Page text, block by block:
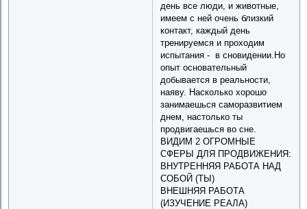
день все люди, и животные,
имеем с ней очень близкий
контакт, каждый день
тренируемся и проходим
испытания - в сновидении.Но
опыт основательный
добывается в реальности,
наяву. Насколько хорошо
занимаешься саморазвитием
днем, настолько ты
продвигаешься во сне.
ВИДИМ 2 ОГРОМНЫЕ
СФЕРЫ ДЛЯ ПРОДВИЖЕНИЯ:
ВНУТРЕННЯЯ РАБОТА НАД
СОБОЙ (ТЫ)
ВНЕШНЯЯ РАБОТА
(ИЗУЧЕНИЕ РЕАЛА)